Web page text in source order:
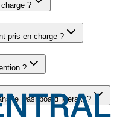
?
pris en charge ?
?
le Dashboard Meraki ?